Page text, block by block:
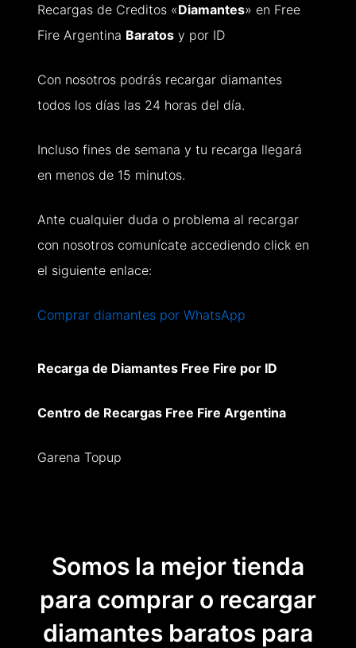
Recargas de Creditos «Diamantes» en Free
Fire Argentina Baratosy por ID
Con nosotros podrás recargar diamantes
todos los días las 24 horas del día.
Incluso fines de semana y tu recarga llegará
en menos de 15 minutos.
Ante cualquier duda o problema al recargar
con nosotros comunícate accediendo click en
el siguiente enlace:
Comprar diamantes por WhatsApp
Recarga de Diamantes Free Fire por ID
Centro de Recargas Free Fire Argentina
Garena Topup
Somos la mejor tienda
para comprar o recargar
diamantes baratos para